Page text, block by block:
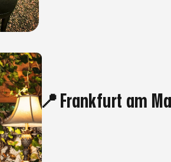
📍 Frankfurt am